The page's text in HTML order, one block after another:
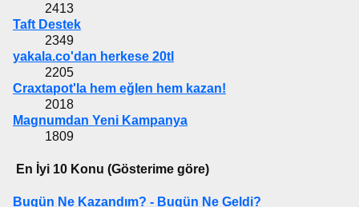
2413
Taft Destek
2349
yakala.co'dan herkese 20tl
2205
Craxtapot'la hem eğlen hem kazan!
2018
Magnumdan Yeni Kampanya
1809
En İyi 10 Konu (Gösterime göre)
Bugün Ne Kazandım? - Bugün Ne Geldi?